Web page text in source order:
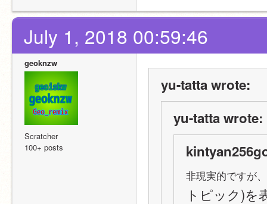
July 1, 2018 00:59:46
geoknzw
Scratcher
100+ posts
yu-tatta wrote:
yu-tatta wrote:
非現実的ですが
トピック)